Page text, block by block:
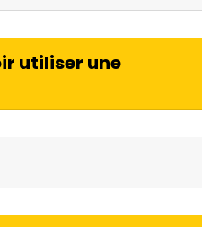
utiliser une